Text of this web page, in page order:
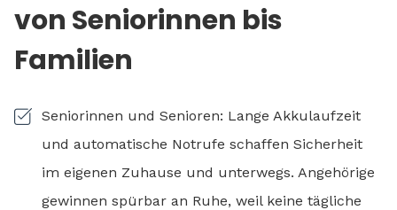
von Seniorinnen bis
Familien
Seniorinnen und Senioren: Lange Akkulaufzeit
und automatische Notrufe schaffen Sicherheit
im eigenen Zuhause und unterwegs. Angehörige
gewinnen spürbar an Ruhe, weil keine tägliche